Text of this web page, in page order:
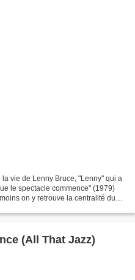
vie de Lenny Bruce, "Lenny" qui a
le spectacle commence" (1979)
on y retrouve la centralité du
(All That Jazz)